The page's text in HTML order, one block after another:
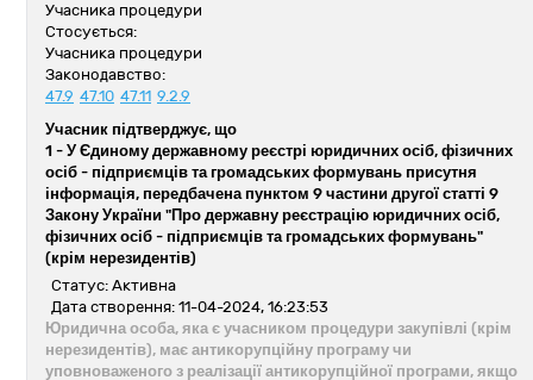
Учасника процедури
Стосується:
Учасника процедури
Законодавство:
47.9 47.10 47.11 9.2.9
Учасник підтверджує, що
1 - У Єдиному державному реєстрі юридичних осіб, фізичних
осіб - підприємців та громадських формувань присутня
інформація, передбачена пунктом 9 частини другої статті 9
Закону України "Про державну реєстрацію юридичних осіб,
фізичних осіб - підприємців та громадських формувань"
(крім нерезидентів)
Статус: Активна
Дата створення: 11-04-2024, 16:23:53
Юридична особа, яка є учасником процедури закупівлі (крім
нерезидентів), має антикорупційну програму чи
уповноваженого з реалізації антикорупційної програми, якщо